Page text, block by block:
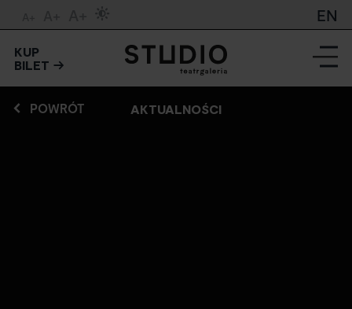
EN
KUP
BILET
AKTUALNOŚCI
POWRÓT